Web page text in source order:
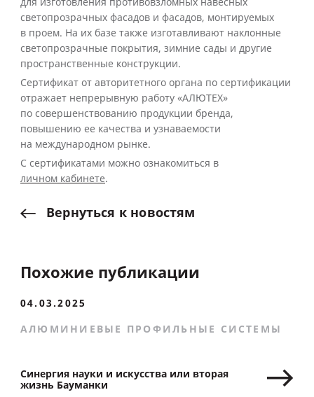
светопрозрачных фасадов и фасадов, монтируемых
в проем. На их базе также изготавливают наклонные
светопрозрачные покрытия, зимние сады и другие
пространственные конструкции.
Сертификат от авторитетного органа по сертификации
отражает непрерывную работу «АЛЮТЕХ»
по совершенствованию продукции бренда,
повышению ее качества и узнаваемости
на международном рынке.
С сертификатами можно ознакомиться в
личном кабинете.
Вернуться к новостям
Похожие публикации
04.03.2025
АЛЮМИНИЕВЫЕ ПРОФИЛЬНЫЕ СИСТЕМЫ
Синергия науки и искусства или вторая
жизнь Бауманки